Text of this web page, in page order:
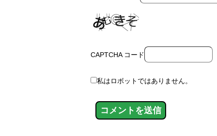
CAPTCHA コード
私はロボットではありません。